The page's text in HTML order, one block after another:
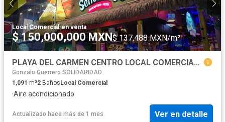
Local Comercial·en venta
$ 150,000,000 MXN$ 137,488 MXN/m²
PLAYA DEL CARMEN CENTRO LOCAL COMERCIAL QUINTANA ROO
Gonzalo Guerrero SOLIDARIDAD
1,091 m²2 BañosLocal Comercial
·Aire acondicionado
Actualizado hace más de 1 mes Ver en detalle